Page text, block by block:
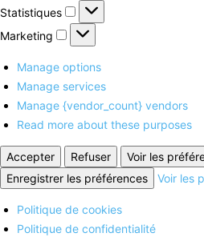
Statistiques
Statistiques
Marketing
Marketing
Manage options
Manage services
Manage {vendor_count} vendors
Read more about these purposes
Accepter Refuser
Voir les
Enregistrer les préférences
Voir les
Politique de cookies
Politique de confidentialité